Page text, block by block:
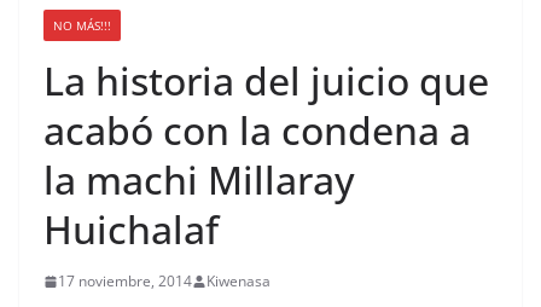
NO MÁS!!!
La historia del juicio que
acabó con la condena a
la machi Millaray
Huichalaf
17 noviembre, 2014 Kiwenasa